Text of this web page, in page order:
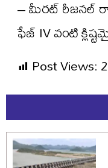
– మీరట్ రీజనల్
ఫేజ్ IV వంటి
Post Views: